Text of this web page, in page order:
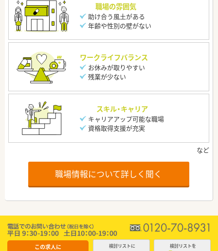
職場の雰囲気
助け合う風土がある
年齢や性別の壁がない
ワークライフバランス
お休みが取りやすい
残業が少ない
スキル・キャリア
キャリアアップ可能な職場
資格取得支援が充実
職場情報について詳しく聞く
この求人に 検討リストに 検討リストを